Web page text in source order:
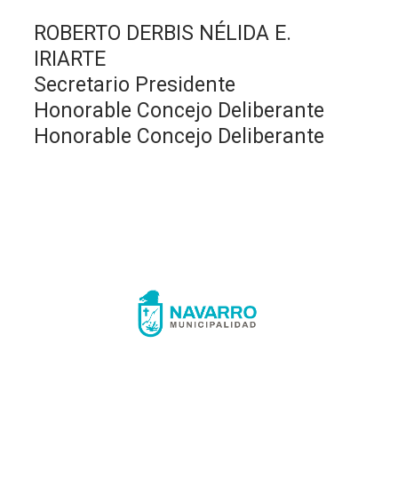
ROBERTO DERBIS NÉLIDA E.
IRIARTE
Secretario Presidente
Honorable Concejo Deliberante
Honorable Concejo Deliberante